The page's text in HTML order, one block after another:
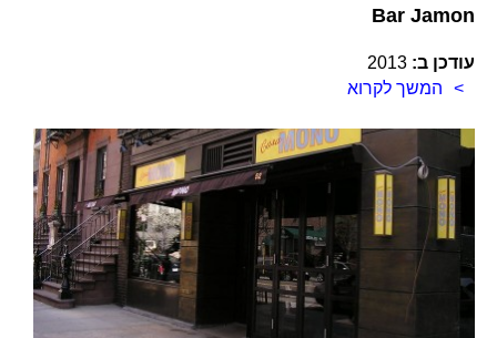
Bar Jamon
עודכן ב: 2013
המשך לקרוא